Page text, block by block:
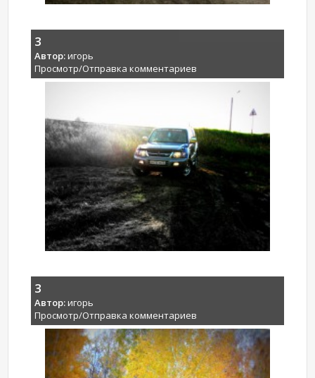
3
Автор:игорь
Просмотр/Отправка комментариев
3
Автор:игорь
Просмотр/Отправка комментариев